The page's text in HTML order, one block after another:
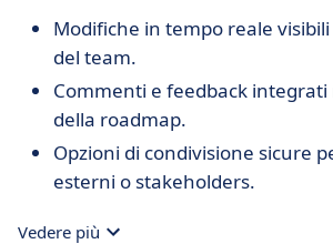
Modifiche in tempo reale
del team.
Commenti e feedback
della roadmap.
Opzioni di condivisione sicure
esterni o stakeholders.
Vedere più